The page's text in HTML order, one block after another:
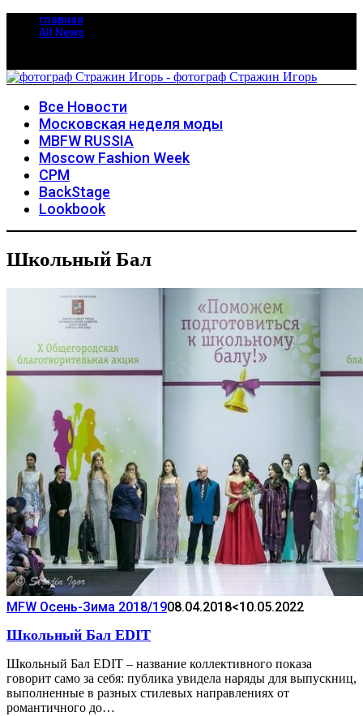
главная
All News
Все Новости
Московская неделя моды
MBFW RUSSIA
Moscow Fashion Week
CPM
BackStage
Lookbook
Школьный Бал
MFW Осень-Зима 2018/1908.04.2018<10.05.2022
Школьный Бал EDIT
Школьный Бал EDIT – название коллективного показа
говорит само за себя: публика увидела наряды для выпускниц,
выполненные в разных стилевых направлениях от
романтичного до…